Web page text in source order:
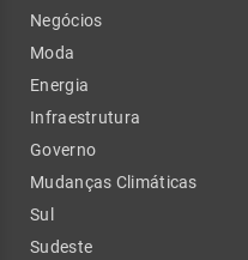
Negócios
Moda
Energia
Infraestrutura
Governo
Mudanças Climáticas
Sul
Sudeste